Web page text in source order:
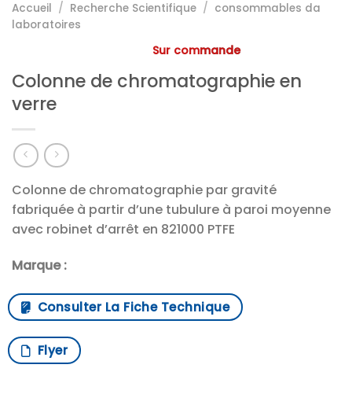
Accueil / Recherche Scientifique / consommables da
laboratoires
Sur commande
Colonne de chromatographie en
verre
Colonne de chromatographie par gravité
fabriquée à partir d’une tubulure à paroi moyenne
avec robinet d’arrêt en 821000 PTFE
Marque :
Consulter La Fiche Technique
Flyer